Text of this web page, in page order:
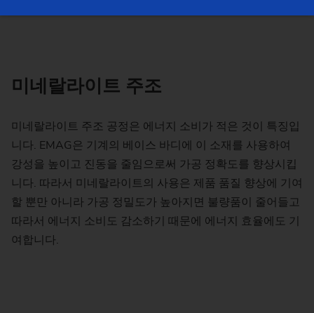
미네랄라이트 주조
미네랄라이트 주조 공정은 에너지 소비가 적은 것이 특징입
니다. EMAG은 기계의 베이스 바디에 이 소재를 사용하여
강성을 높이고 진동을 줄임으로써 가공 정확도를 향상시킵
니다. 따라서 미네랄라이트의 사용은 제품 품질 향상에 기여
할 뿐만 아니라 가공 정밀도가 높아지면 불량품이 줄어들고
따라서 에너지 소비도 감소하기 때문에 에너지 효율에도 기
여합니다.